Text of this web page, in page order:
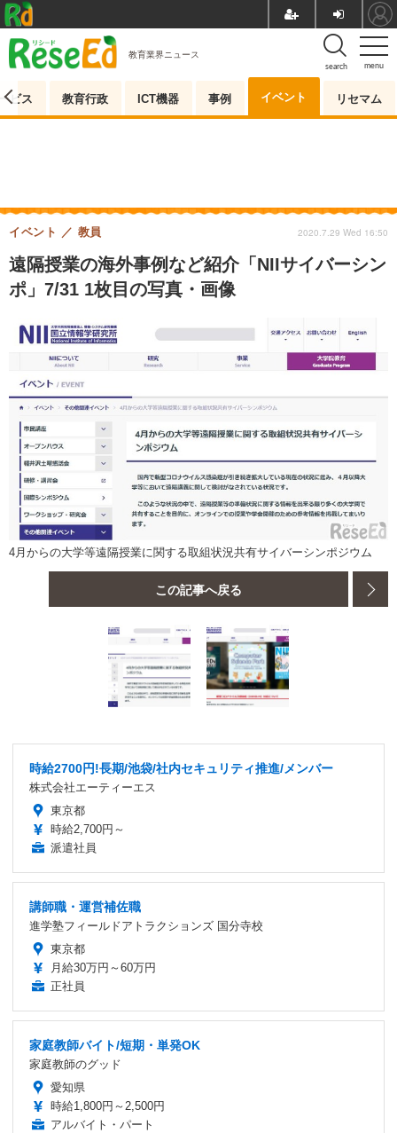
menu
search
教育業界ニュース
ビス 教育行政 ICT機器 事例 イベント リセマム
遠隔授業の海外事例など紹介「NIIサイバーシン
ポ」7/31 1枚目の写真・画像
イベント 教員 2020.7.29 Wed 16:50
4月からの大学等遠隔授業に関する取組状況共有サイバーシンポジウム
この記事へ戻る
時給2700円!長期/池袋/社内セキュリティ推進/メンバー
株式会社エーティーエス
東京都
時給2,700円～
派遣社員
講師職・運営補佐職
進学塾フィールドアトラクションズ 国分寺校
東京都
月給30万円～60万円
正社員
家庭教師バイト/短期・単発OK
家庭教師のグッド
愛知県
時給1,800円～2,500円
アルバイト・パート